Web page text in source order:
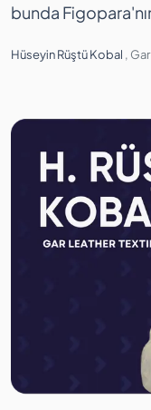
bunda
Hüseyin Rüştü Kobal ,